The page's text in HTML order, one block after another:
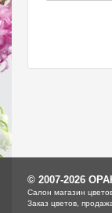
© 2007-2026
Cалон магазин
Заказ цветов,